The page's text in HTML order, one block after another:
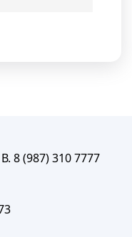
8 (987) 310 7777